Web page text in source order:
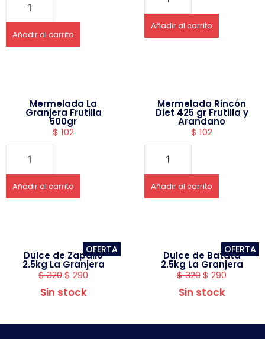
Añadir al carrito
Añadir al carrito
Mermelada La
Granjera Frutilla
500gr
$ 102
Añadir al carrito
Mermelada Rincón
Diet 425 gr Frutilla y
Arandano
$ 102
Añadir al carrito
OFERTA
Dulce de Zapallo
2.5kg La Granjera
$320$ 290
Sin stock
OFERTA
Dulce de Batata
2.5kg La Granjera
$320$ 290
Sin stock